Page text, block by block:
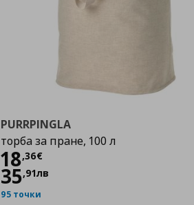
PURRPINGLA
торба за пране, 100 л
18,36€
Цена
35,91лв
95 точки